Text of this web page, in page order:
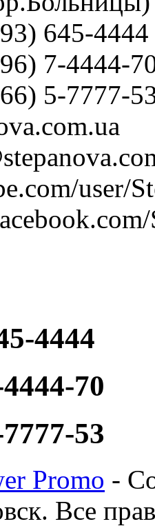
645-4444
7-4444-
5-7777-
user/
4444
70
53
Promo -
Все